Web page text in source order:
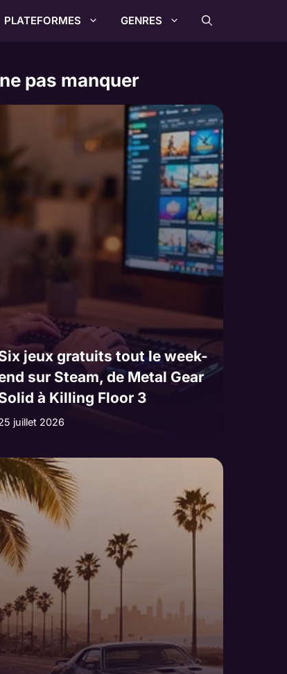
PLATEFORMES GENRES
pas manquer
jeux gratuits tout le week-
sur Steam, de Metal Gear
à Killing Floor 3
juillet 2026